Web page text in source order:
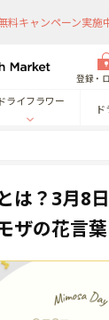
料キャンペーン実施
登録・
ドライフラワー
は？3月8
ザの花言